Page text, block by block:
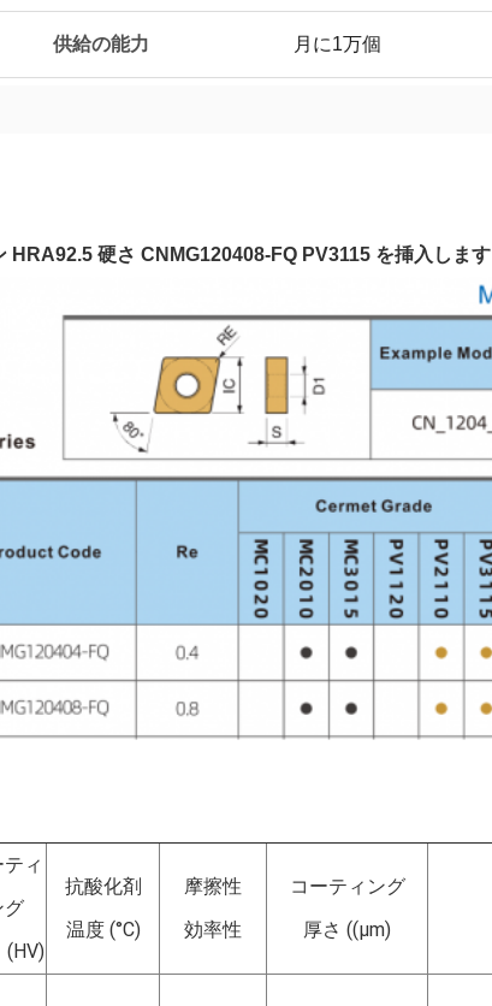
供給の能力 月に1万個
HRA92.5 硬さ CNMG120408-FQ PV3115 を挿入します
ィ
グ
(HV)
抗酸化剤
温度 (°C)
摩擦性
効率性
コーティング
厚さ ((μm)